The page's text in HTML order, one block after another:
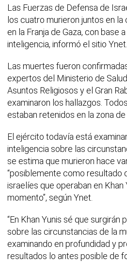
Las Fuerzas de Defensa de
los cuatro murieron juntos en la
en la Franja de Gaza, con base
inteligencia, informó el sitio Ynet.
Las muertes fueron
expertos del Ministerio de
Asuntos Religiosos y el Gran
examinaron los hallazgos.
estaban retenidos en la zona de
El ejército todavía está
inteligencia sobre las
se estima que murieron hace
“posiblemente como resultado
israelíes que operaban en Khan
momento”, según Ynet.
“En Khan Yunis sé que surgirán
sobre las circunstancias de la
examinando en profundidad y
resultados lo antes posible de